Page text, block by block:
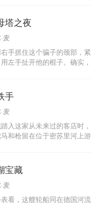
事先，他还与尤马部落进行
东西交给他们运输。海格立
的尤马部落有三百来人，四
十个德国人被救出来以后
还需要四十匹重载驮马。
塔之夜
麦
手抓住这个骗子的颈部，
左手扯开他的棍子。确实
有许多口袋。我把手插进第
袋，摸出一个毛茸茸的东西
说，是乞丐头上那种蓬头散
手
麦
入这家从未来过的客店时，
和枪留在位于密苏里河上
西服——我特意带来了——也
确切地说非得修补不可了。尤
方都已经开了口，而且不像
了，尽管我频频把靴筒拼命
宝藏
麦
看，这艘轮船同在德国河